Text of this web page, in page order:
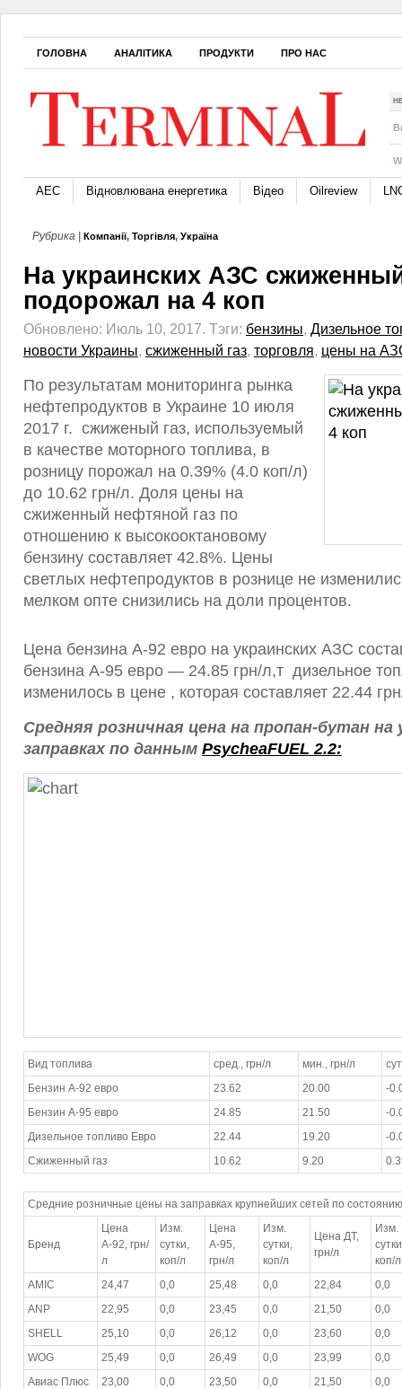
ГОЛОВНА АНАЛІТИКА ПРОДУКТИ ПРО НАС
АЕС Відновлювана енергетика Відео Oilreview
Рубрика | Компанії, Торгівля, Україна
На украинских АЗС
подорожал на 4 коп
Обновлено: Июль 10, 2017. Тэги: бензины, Дизельное
новости Украины, сжиженный газ, торговля, цены на
По результатам мониторинга рынка
нефтепродуктов в Украине 10 июля
2017 г. сжиженый газ, используемый
в качестве моторного топлива, в
розницу порожал на 0.39% (4.0 коп/л)
до 10.62 грн/л. Доля цены на
сжиженный нефтяной газ по
отношению к высокооктановому
бензину составляет 42.8%. Цены
светлых нефтепродуктов в рознице не
мелком опте снизились на доли процентов.
Цена бензина А-92 евро на украинских АЗС
бензина А-95 евро — 24.85 грн/л,т дизельное
изменилось в цене , которая составляет 22.44
Средняя розничная цена на пропан-бутан на
заправках по данным PsycheaFUEL 2.2:
Вид топлива сред., грн/л мин., грн/л
Бензин А-92 евро
23.62 20.00
-
Бензин А-95 евро
24.85 21.50
-
Дизельное топливо Евро
22.44 19.20
-
Сжиженный газ
10.62 9.20
Средние розничные цены на заправках крупнейших сетей по
Бренд
Цена
А-92, грн/
л
Изм.
сутки,
коп/л
Цена
А-95,
грн/л
Изм.
сутки,
коп/л
Цена ДТ,
грн/л
Изм.
коп/л
AMIC
24,47 0,0 25,48 0,0 22,84
0,0
ANP
22,95 0,0 23,45 0,0 21,50
0,0
SHELL
25,10 0,0 26,12 0,0 23,60
0,0
WOG
25,49 0,0 26,49 0,0 23,99
0,0
Авиас Плюс
23,00 0,0 23,50 0,0 21,50
0,0